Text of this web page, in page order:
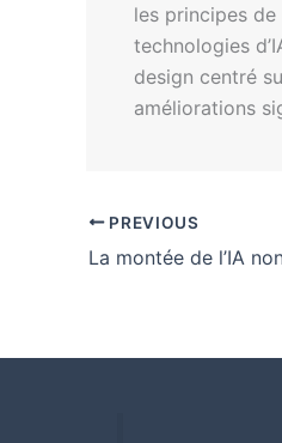
les principes
technologies
design centré
améliorations
PREVIOUS
La montée de l’IA